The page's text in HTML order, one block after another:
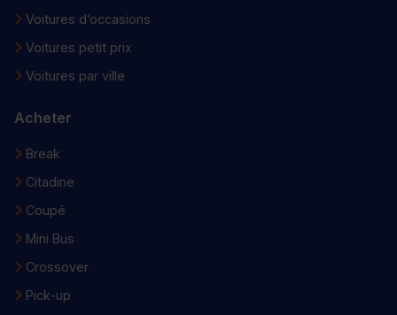
Voitures d’occasions
Voitures petit prix
Voitures par ville
Acheter
Break
Citadine
Coupé
Mini Bus
Crossover
Pick-up